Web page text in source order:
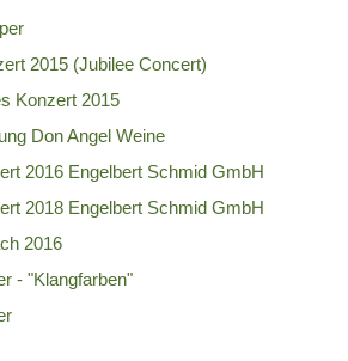
2015 (Jubilee Concert)
Konzert 2015
Don Angel Weine
2016 Engelbert Schmid GmbH
2018 Engelbert Schmid GmbH
2016
- "Klangfarben"